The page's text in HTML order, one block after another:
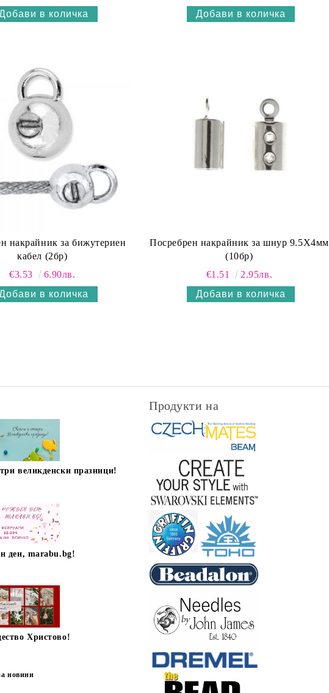
накрайник за бижутериен
кабел (2бр)
€3.53
6.90лв.
Посребрен накрайник за шнур 9.5Х4мм
(10бр)
€1.51
2.95лв.
великденски празници!
ден, marabu.bg!
Христово!
новини
Продукти на